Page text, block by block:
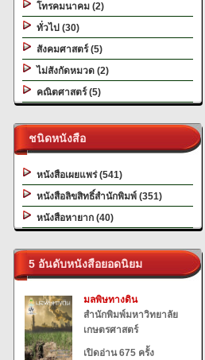
โทรคมนาคม (2)
ทั่วไป (30)
สังคมศาสตร์ (5)
ไม่สังกัดหมวด (2)
คณิตศาสตร์ (5)
ชนิดหนังสือ
หนังสือเผยแพร่ (541)
หนังสือลิขสิทธิ์สำนักพิมพ์ (351)
หนังสือหายาก (40)
5 อันดับหนังสือยอดนิยม
มลพิษทางดิน
สำนักพิมพ์มหาวิทยาลัย
เกษตรศาสตร์
เปิดอ่าน 675 ครั้ง